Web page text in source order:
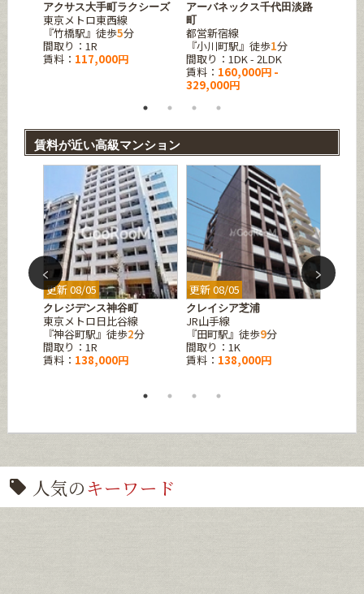
アクサス大手町ラクシーズ
東京メトロ東西線
『竹橋駅』徒歩5分
間取り：1R
賃料： 117,000円
アーバネックス千代田淡路
町
都営新宿線
『小川町駅』徒歩1分
間取り：1DK - 2LDK
賃料： 160,000円 -
329,000円
賃料が近い高級マンション
更新 08/05
クレジデンス神谷町
東京メトロ日比谷線
『神谷町駅』徒歩2分
間取り：1R
賃料： 138,000円
更新 08/05
クレイシア芝浦
JR山手線
『田町駅』徒歩9分
間取り：1K
賃料： 138,000円
人気のキーワード